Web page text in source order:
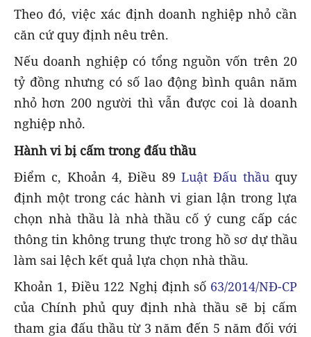
Theo đó, việc xác định doanh nghiệp nhỏ cần
căn cứ quy định nêu trên.
Nếu doanh nghiệp có tổng nguồn vốn trên 20
tỷ đồng nhưng có số lao động bình quân năm
nhỏ hơn 200 người thì vẫn được coi là doanh
nghiệp nhỏ.
Hành vi bị cấm trong đấu thầu
Điểm c, Khoản 4, Điều 89 Luật Đấu thầu quy
định một trong các hành vi gian lận trong lựa
chọn nhà thầu là nhà thầu cố ý cung cấp các
thông tin không trung thực trong hồ sơ dự thầu
làm sai lệch kết quả lựa chọn nhà thầu.
Khoản 1, Điều 122 Nghị định số 63/2014/NĐ-CP
của Chính phủ quy định nhà thầu sẽ bị cấm
tham gia đấu thầu từ 3 năm đến 5 năm đối với